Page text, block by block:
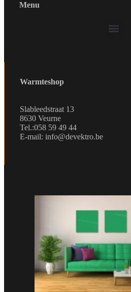
Menu
Warmteshop
Slableedstraat 13
8630 Veurne
Tel.:058 59 49 44
E-mail: info@devektro.be